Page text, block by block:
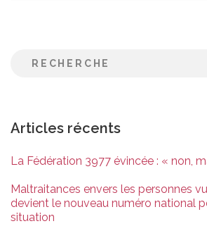
Articles récents
La Fédération 3977 évincée : « non,
Maltraitances envers les personnes
devient le nouveau numéro national
situation